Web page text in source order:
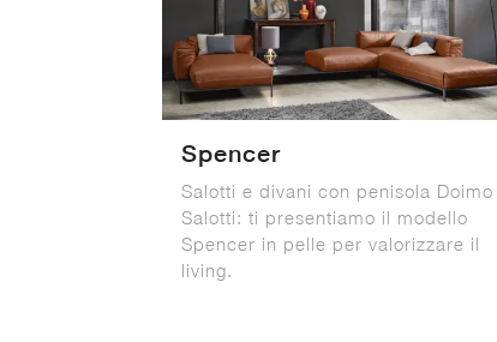
Spencer
Salotti e divani con penisola Doimo
Salotti: ti presentiamo il modello
Spencer in pelle per valorizzare il
living.